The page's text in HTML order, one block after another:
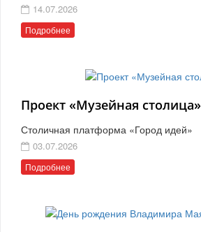
14.07.2026
Подробнее
Проект «Музейная столица»
Столичная платформа «Город идей»
03.07.2026
Подробнее